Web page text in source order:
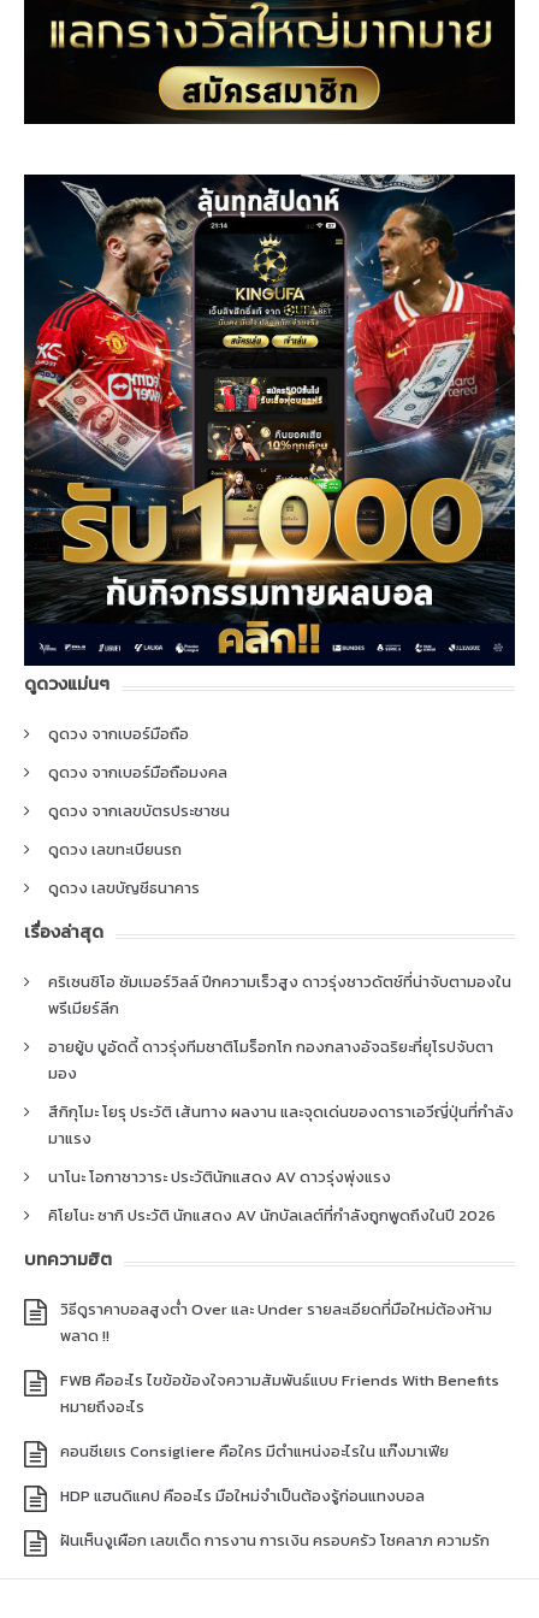
ดูดวงแม่นๆ
ดูดวง จากเบอร์มือถือ
ดูดวง จากเบอร์มือถือมงคล
ดูดวง จากเลขบัตรประชาชน
ดูดวง เลขทะเบียนรถ
ดูดวง เลขบัญชีธนาคาร
เรื่องล่าสุด
คริเซนซิโอ ซัมเมอร์วิลล์ ปีกความเร็วสูง ดาวรุ่งชาวดัตช์ที่น่าจับตามองใน
พรีเมียร์ลีก
อายยู้บ บูอัดดี้ ดาวรุ่งทีมชาติโมร็อกโก กองกลางอัจฉริยะที่ยุโรปจับตา
มอง
สึกิกุโมะ โยรุ ประวัติ เส้นทาง ผลงาน และจุดเด่นของดาราเอวีญี่ปุ่นที่กำลัง
มาแรง
นาโนะ โอกาซาวาระ ประวัตินักแสดง AV ดาวรุ่งพุ่งแรง
คิโยโนะ ซากิ ประวัติ นักแสดง AV นักบัลเลต์ที่กำลังถูกพูดถึงในปี 2026
บทความฮิต
วิธีดูราคาบอลสูงต่ำ Over และ Under รายละเอียดที่มือใหม่ต้องห้าม
พลาด !!
FWB คืออะไร ไขข้อข้องใจความสัมพันธ์แบบ Friends With Benefits
หมายถึงอะไร
คอนซีเยเร Consigliere คือใคร มีตำแหน่งอะไรใน แก๊งมาเฟีย
HDP แฮนดิแคป คืออะไร มือใหม่จำเป็นต้องรู้ก่อนแทงบอล
ฝันเห็นงูเผือก เลขเด็ด การงาน การเงิน ครอบครัว โชคลาภ ความรัก